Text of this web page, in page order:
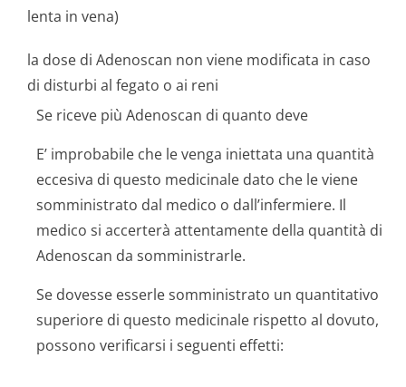
lenta in vena)
la dose di Adenoscan non viene modificata in caso
di disturbi al fegato o ai reni
Se riceve più Adenoscan di quanto deve
E’ improbabile che le venga iniettata una quantità
eccesiva di questo medicinale dato che le viene
somministrato dal medico o dall’infermiere. Il
medico si accerterà attentamente della quantità di
Adenoscan da somministrarle.
Se dovesse esserle somministrato un quantitativo
superiore di questo medicinale rispetto al dovuto,
possono verificarsi i seguenti effetti: